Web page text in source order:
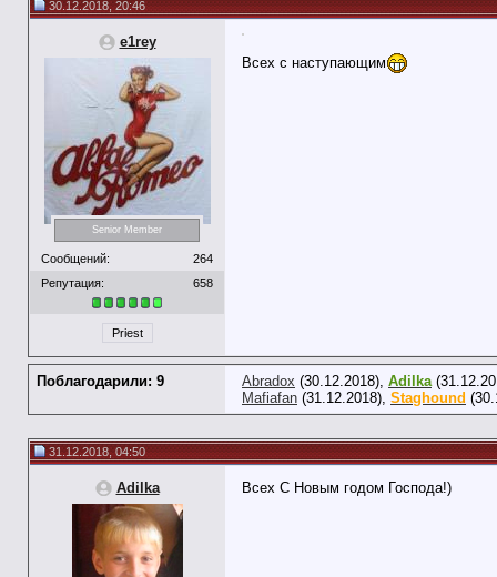
30.12.2018, 20:46
e1rey
Senior Member
Сообщений:
264
Репутация:
658
Priest
Всех с наступающим
Поблагодарили: 9 Abradox (30.12.2018), Adilka
Mafiafan (31.12.2018), Staghound
31.12.2018, 04:50
Adilka Всех С Новым годом Господа!)